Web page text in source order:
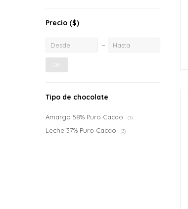
Precio ($)
Tipo de chocolate
Amargo 58% Puro Cacao (1)
Leche 37% Puro Cacao (3)